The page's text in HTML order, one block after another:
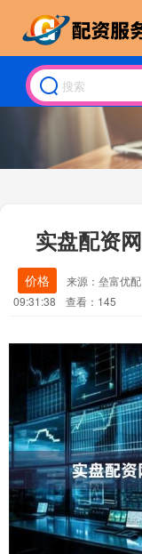
实盘配资
价格 来源：垒富优配
09:31:38
查看：145